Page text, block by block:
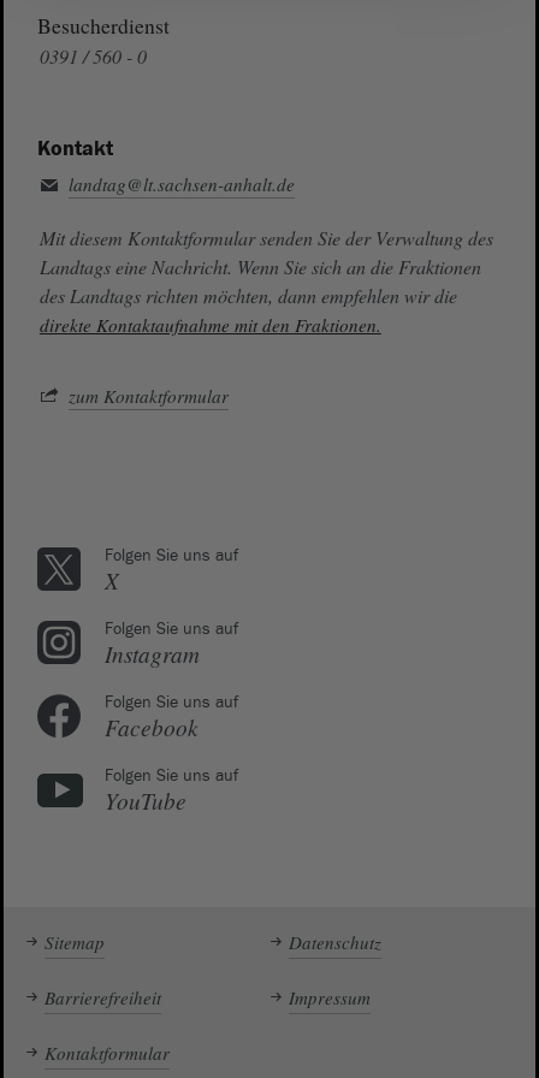
Besucherdienst
0391 / 560 - 0
Kontakt
landtag@lt.sachsen-anhalt.de
Mit diesem Kontaktformular senden Sie der Verwaltung des
Landtags eine Nachricht. Wenn Sie sich an die Fraktionen
des Landtags richten möchten, dann empfehlen wir die
direkte Kontaktaufnahme mit den Fraktionen.
zum Kontaktformular
Folgen Sie uns auf
X
Folgen Sie uns auf
Instagram
Folgen Sie uns auf
Facebook
Folgen Sie uns auf
YouTube
Sitemap Datenschutz
Barrierefreiheit Impressum
Kontaktformular